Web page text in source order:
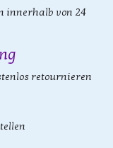
innerhalb von 24
retournieren